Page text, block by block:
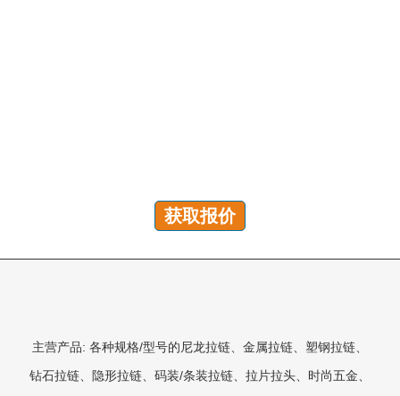
获取报价
主营产品: 各种规格/型号的尼龙拉链、金属拉链、塑钢拉链、
钻石拉链、隐形拉链、码装/条装拉链、拉片拉头、时尚五金、